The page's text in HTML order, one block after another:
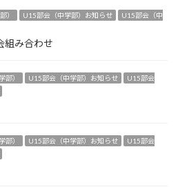
） U15部会（中学部）お知らせ
U15部会（中
組み合わせ
部） U15部会（中学部）お知らせ
U15部会
部） U15部会（中学部）お知らせ
U15部会